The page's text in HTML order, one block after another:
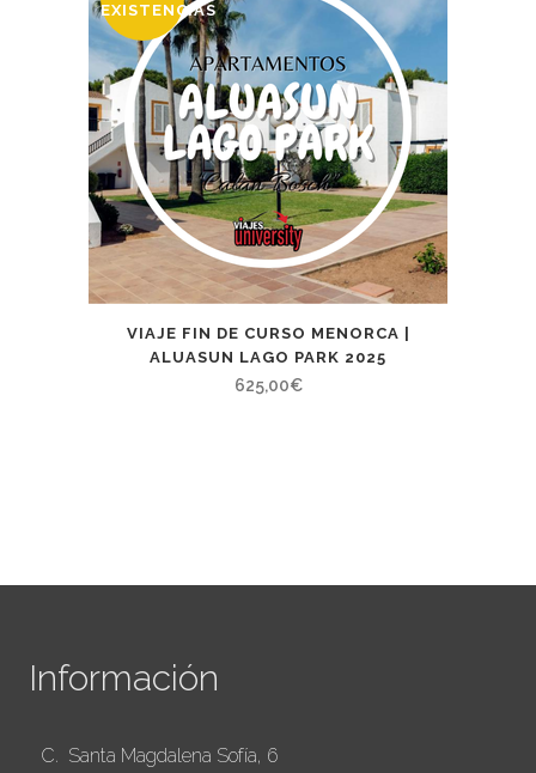
495,00€
hasta
545,00€
EXISTENCIAS
VIAJE FIN DE CURSO MENORCA |
ALUASUN LAGO PARK 2025
625,00€
Información
C. Santa Magdalena Sofía, 6